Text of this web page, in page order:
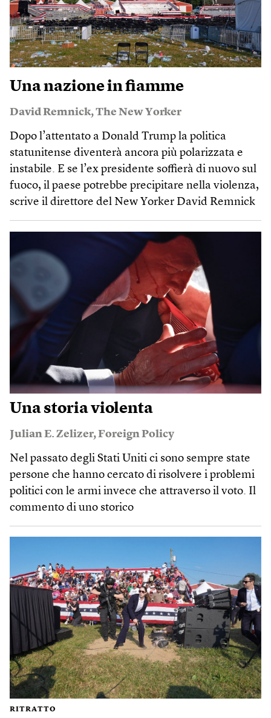
Una nazione in fiamme
David Remnick,The New Yorker
Dopo l’attentato a Donald Trump la politica
statunitense diventerà ancora più polarizzata e
instabile. E se l’ex presidente soffierà di nuovo sul
fuoco, il paese potrebbe precipitare nella violenza,
scrive il direttore del New Yorker David Remnick
Una storia violenta
Julian E. Zelizer,Foreign Policy
Nel passato degli Stati Uniti ci sono sempre state
persone che hanno cercato di risolvere i problemi
politici con le armi invece che attraverso il voto. Il
commento di uno storico
RITRATTO